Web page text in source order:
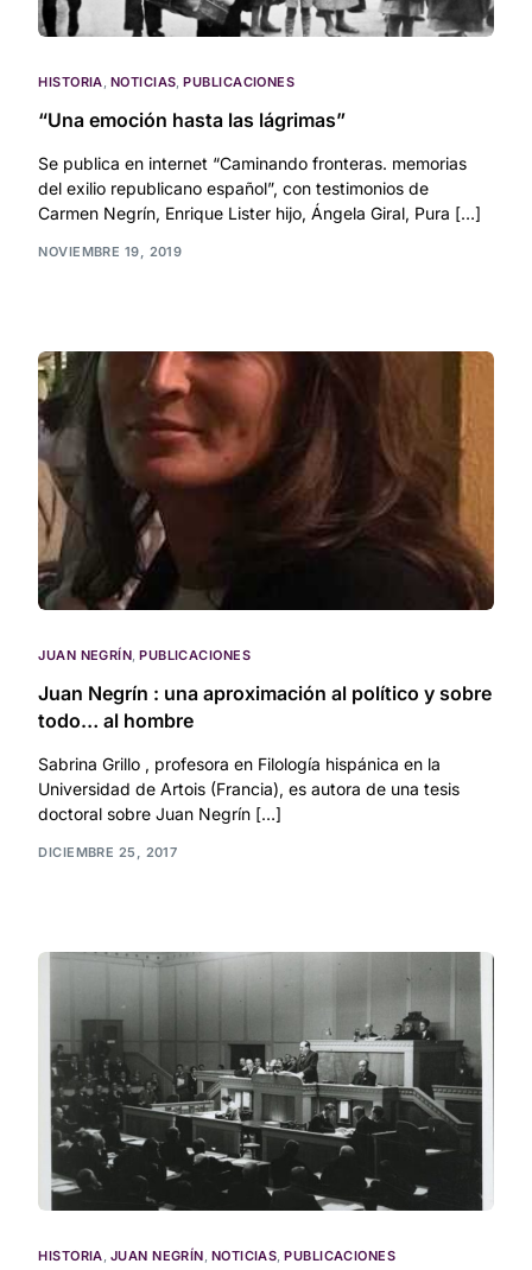
HISTORIA, NOTICIAS,PUBLICACIONES
“Una emoción hasta las lágrimas”
Se publica en internet “Caminando fronteras. memorias
del exilio republicano español”, con testimonios de
Carmen Negrín, Enrique Lister hijo, Ángela Giral, Pura […]
NOVIEMBRE 19, 2019
JUAN NEGRÍN,PUBLICACIONES
Juan Negrín : una aproximación al político y sobre
todo… al hombre
Sabrina Grillo , profesora en Filología hispánica en la
Universidad de Artois (Francia), es autora de una tesis
doctoral sobre Juan Negrín […]
DICIEMBRE 25, 2017
HISTORIA, JUAN NEGRÍN, NOTICIAS,PUBLICACIONES